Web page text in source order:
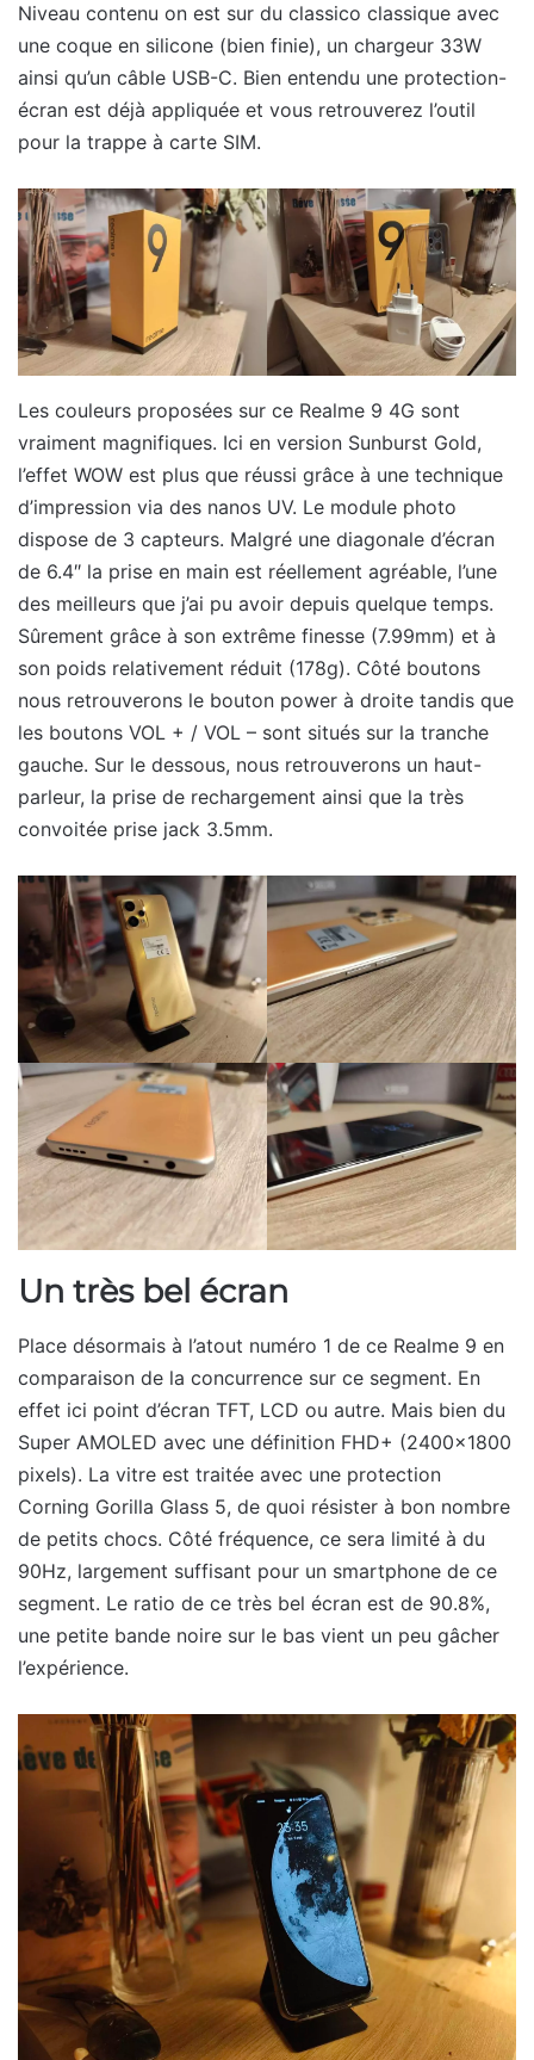
Niveau contenu on est sur du classico classique avec
une coque en silicone (bien finie), un chargeur 33W
ainsi qu’un câble USB-C. Bien entendu une protection-
écran est déjà appliquée et vous retrouverez l’outil
pour la trappe à carte SIM.
Les couleurs proposées sur ce Realme 9 4G sont
vraiment magnifiques. Ici en version Sunburst Gold,
l’effet WOW est plus que réussi grâce à une technique
d’impression via des nanos UV. Le module photo
dispose de 3 capteurs. Malgré une diagonale d’écran
de 6.4″ la prise en main est réellement agréable, l’une
des meilleurs que j’ai pu avoir depuis quelque temps.
Sûrement grâce à son extrême finesse (7.99mm) et à
son poids relativement réduit (178g). Côté boutons
nous retrouverons le bouton power à droite tandis que
les boutons VOL + / VOL – sont situés sur la tranche
gauche. Sur le dessous, nous retrouverons un haut-
parleur, la prise de rechargement ainsi que la très
convoitée prise jack 3.5mm.
Un très bel écran
Place désormais à l’atout numéro 1 de ce Realme 9 en
comparaison de la concurrence sur ce segment. En
effet ici point d’écran TFT, LCD ou autre. Mais bien du
Super AMOLED avec une définition FHD+ (2400×1800
pixels). La vitre est traitée avec une protection
Corning Gorilla Glass 5, de quoi résister à bon nombre
de petits chocs. Côté fréquence, ce sera limité à du
90Hz, largement suffisant pour un smartphone de ce
segment. Le ratio de ce très bel écran est de 90.8%,
une petite bande noire sur le bas vient un peu gâcher
l’expérience.